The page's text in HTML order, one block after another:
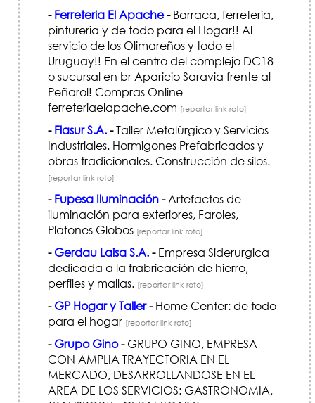
- Ferreteria El Apache-Barraca, ferreteria,
pintureria y de todo para el Hogar!! Al
servicio de los Olimareños y todo el
Uruguay!! En el centro del complejo DC18
o sucursal en br Aparicio Saravia frente al
Peñarol! Compras Online
ferreteriaelapache.com [reportar link roto]
- Flasur S.A.-Taller Metalùrgico y Servicios
Industriales. Hormigones Prefabricados y
obras tradicionales. Construcción de silos.
[reportar link roto]
- Fupesa Iluminación-Artefactos de
iluminación para exteriores, Faroles,
Plafones Globos [reportar link roto]
- Gerdau Laisa S.A.-Empresa Siderurgica
dedicada a la frabricación de hierro,
perfiles y mallas. [reportar link roto]
- GP Hogar y Taller-Home Center: de todo
para el hogar [reportar link roto]
- Grupo Gino-GRUPO GINO, EMPRESA
CON AMPLIA TRAYECTORIA EN EL
MERCADO, DESARROLLANDOSE EN EL
AREA DE LOS SERVICIOS: GASTRONOMIA,